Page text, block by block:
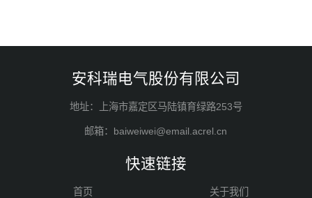
安科瑞电气股份有限公司
地址：上海市嘉定区马陆镇育绿路253号
邮箱：baiweiwei@email.acrel.cn
快速链接
首页 关于我们